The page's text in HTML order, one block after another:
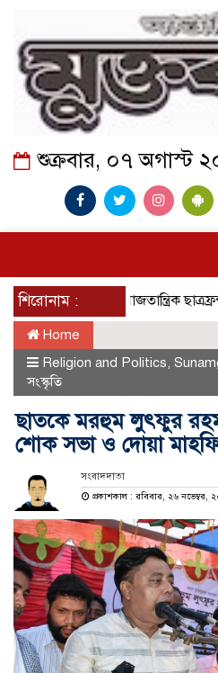
শুক্রবার, ০৭ অগাস্ট
শিরোনাম :সমাজতান্ত্রিক ছাত্রফ্রন্ট
Home
Religion and Politics,
সংস্কৃতি
ছাতকে মরহুম লুৎফুর
শোক সভা ও দোয়া
সংবাদদাতা
প্রকাশকাল : রবিবার, ২৬ নভেম্বর,